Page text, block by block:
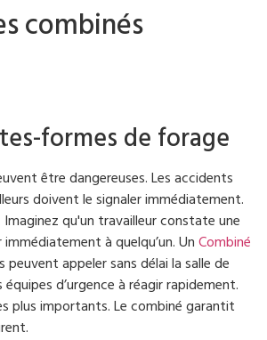
combinés
formes de forage
être dangereuses. Les accidents
doivent le signaler immédiatement.
qu'un travailleur constate une
à quelqu’un. UnCombiné
appeler sans délai la salle de
d’urgence à réagir rapidement.
plus importants. Le combiné garantit